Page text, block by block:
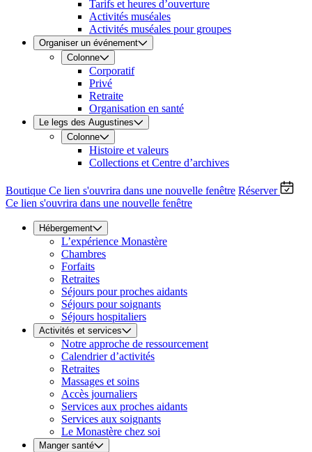
Tarifs et heures d’ouverture
Activités muséales
Activités muséales pour groupes
Organiser un événement
Colonne
Corporatif
Privé
Retraite
Organisation en santé
Le legs des Augustines
Colonne
Histoire et valeurs
Collections et Centre d’archives
Boutique Ce lien s'ouvrira dans une nouvelle fenêtre Réserver
Ce lien s'ouvrira dans une nouvelle fenêtre
Hébergement
L’expérience Monastère
Chambres
Forfaits
Retraites
Séjours pour proches aidants
Séjours pour soignants
Séjours hospitaliers
Activités et services
Notre approche de ressourcement
Calendrier d’activités
Retraites
Massages et soins
Accès journaliers
Services aux proches aidants
Services aux soignants
Le Monastère chez soi
Manger santé